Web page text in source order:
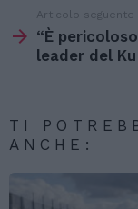
Articolo seguente
“È
leader del
TI
ANCHE: